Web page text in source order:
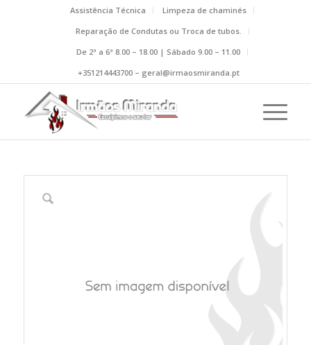
Assistência Técnica
Limpeza de chaminés
Reparação de Condutas ou Troca de tubos.
De 2ª a 6ª 8.00 – 18.00 | Sábado 9.00 – 11.00
+351214443700 – geral@irmaosmiranda.pt